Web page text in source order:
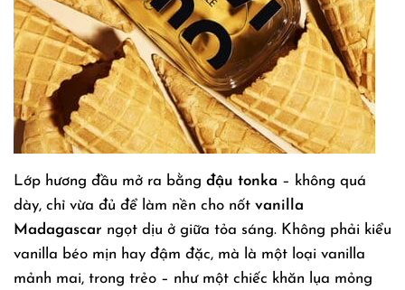
Lớp hương đầu mở ra bằng đậu tonka – không quá
dày, chỉ vừa đủ để làm nền cho nốt vanilla
Madagascar ngọt dịu ở giữa tỏa sáng. Không phải kiểu
vanilla béo mịn hay đậm đặc, mà là một loại vanilla
mảnh mai, trong trẻo – như một chiếc khăn lụa mỏng